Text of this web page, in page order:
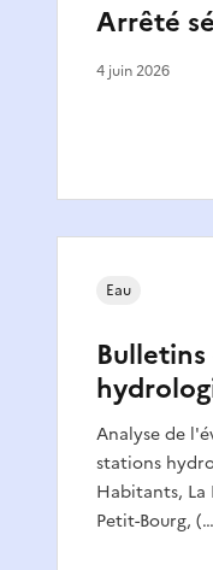
Arrêté
4 juin 2026
Analyse de
stations
Habitants, La
Petit-Bourg,
Eau